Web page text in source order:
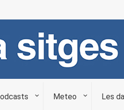
Meteo Les